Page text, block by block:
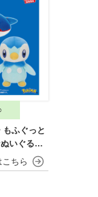
もふぐっと
いぐるみ
ッチャマ